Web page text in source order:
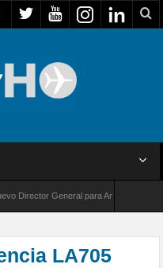
General para América Latina
LA705